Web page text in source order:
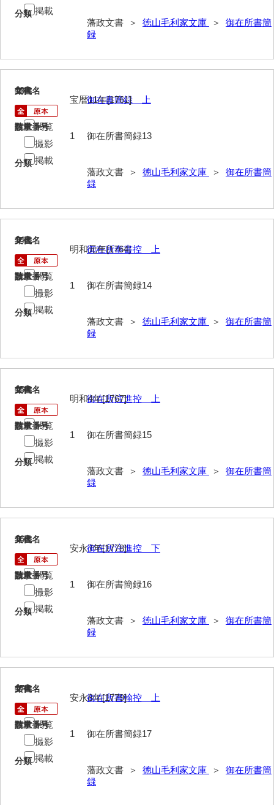
法制録
御新宅日記
西殿日記
福間隆廉自記
諸日記
元寛日記
諸村奉書控
御本家向書抜
御手伝記
若殿様日記
米銀請払大縛
治用方
家来分限帳
御船手
諸役
村方
分類
藩政文書 ＞ 徳山毛利家文庫 ＞ 御在所書簡
録
掲載
13
文書名
御在書簡録 上
請求番号
御在所書簡録13
分類
藩政文書 ＞ 徳山毛利家文庫 ＞ 御在所書簡
録
年代
宝暦11年[1761]
数量
1
閲覧
撮影
掲載
14
文書名
御在所奉書控 上
請求番号
御在所書簡録14
分類
藩政文書 ＞ 徳山毛利家文庫 ＞ 御在所書簡
録
年代
明和元年[1764]
数量
1
閲覧
撮影
掲載
15
文書名
御在所注進控 上
請求番号
御在所書簡録15
分類
藩政文書 ＞ 徳山毛利家文庫 ＞ 御在所書簡
録
年代
明和4年[1767]
数量
1
閲覧
撮影
掲載
16
文書名
御在所注進控 下
請求番号
御在所書簡録16
分類
藩政文書 ＞ 徳山毛利家文庫 ＞ 御在所書簡
録
年代
安永7年[1778]
数量
1
閲覧
撮影
掲載
17
文書名
御在所書翰控 上
請求番号
御在所書簡録17
分類
藩政文書 ＞ 徳山毛利家文庫 ＞ 御在所書簡
録
年代
安永8年[1779]
数量
1
閲覧
撮影
掲載